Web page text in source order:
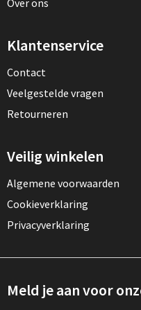
Over ons
Klantenservice
Contact
Veelgestelde vragen
Retourneren
Veilig winkelen
Algemene voorwaarden
Cookieverklaring
Privacyverklaring
Meld je aan voor